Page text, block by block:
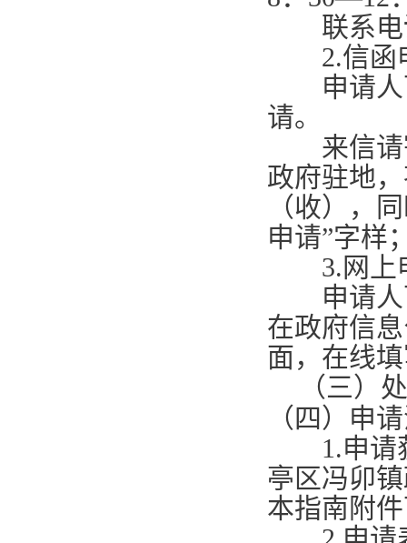
联系电
2.信函
申请人
请。
来信请
政府驻地
（收），
申请”字样
3. 网上
申请人
在政府信
面，在线
（三）
（四）申
1.申请
亭区冯卯
本指南附